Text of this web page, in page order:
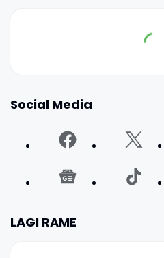
Social Media
LAGI RAME